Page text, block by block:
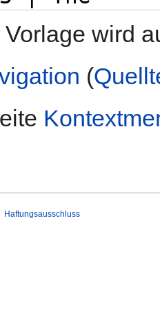
wird
(
Haftungsausschluss